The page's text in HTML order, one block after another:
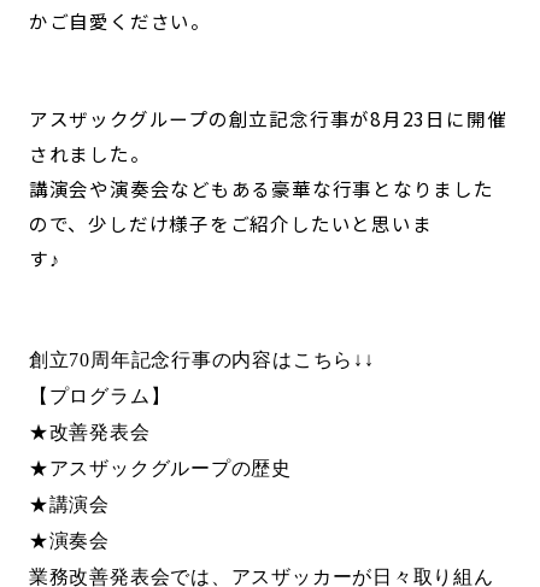
かご自愛ください。
アスザックグループの創立記念行事が8月23日に開催
されました。
講演会や演奏会などもある豪華な行事となりました
ので、少しだけ様子をご紹介したいと思いま
す♪
創立70周年記念行事の内容はこちら ↓↓
【プログラム】
★改善発表会
★アスザックグループの歴史
★講演会
★演奏会
業務改善発表会では、アスザッカーが日々取り組ん